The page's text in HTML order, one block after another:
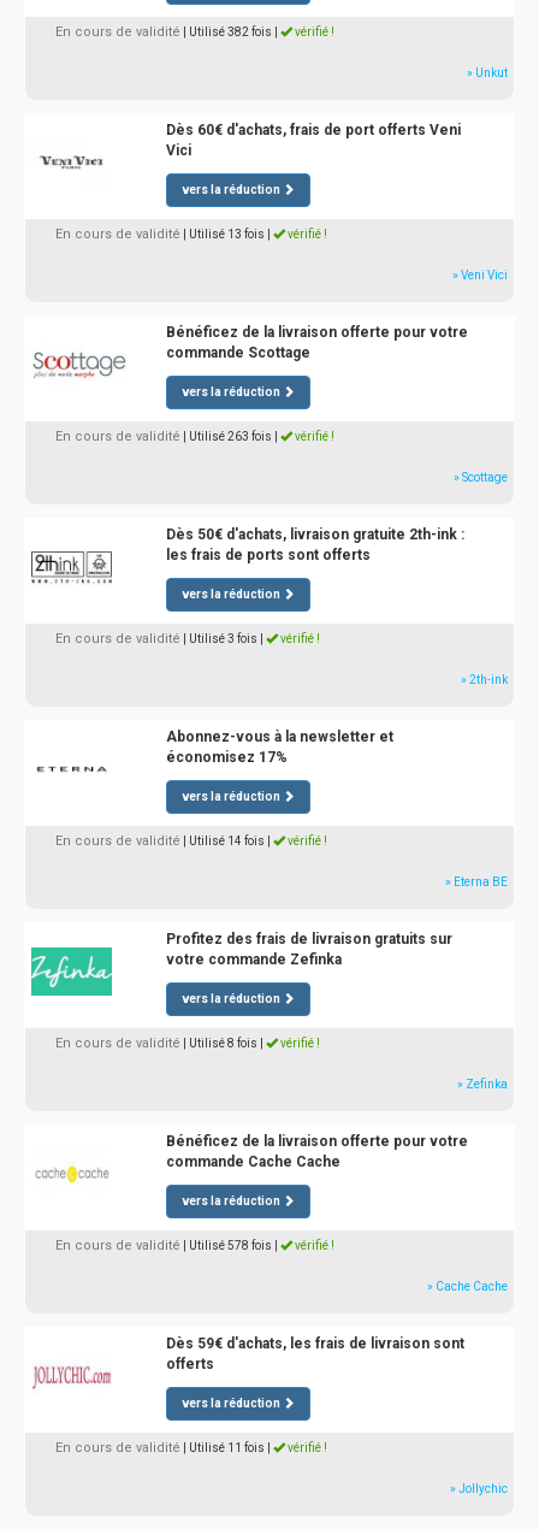
En cours de validité | Utilisé 382 fois vérifié !
» Unkut
Dès 60€ d'achats, frais de port offerts Veni
Vici
vers la réduction
En cours de validité | Utilisé 13 fois vérifié !
» Veni Vici
Bénéficez de la livraison offerte pour votre
commande Scottage
vers la réduction
En cours de validité | Utilisé 263 fois vérifié !
» Scottage
Dès 50€ d'achats, livraison gratuite 2th-ink :
les frais de ports sont offerts
vers la réduction
En cours de validité | Utilisé 3 fois vérifié !
» 2th-ink
Abonnez-vous à la newsletter et
économisez 17%
vers la réduction
En cours de validité | Utilisé 14 fois vérifié !
» Eterna BE
Profitez des frais de livraison gratuits sur
votre commande Zefinka
vers la réduction
En cours de validité | Utilisé 8 fois vérifié !
» Zefinka
Bénéficez de la livraison offerte pour votre
commande Cache Cache
vers la réduction
En cours de validité | Utilisé 578 fois vérifié !
» Cache Cache
Dès 59€ d'achats, les frais de livraison sont
offerts
vers la réduction
En cours de validité | Utilisé 11 fois vérifié !
» Jollychic